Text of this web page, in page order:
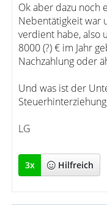
Ok aber dazu noch
Nebentätigkeit war
verdient habe, also
8000 (?) € im Jahr
Nachzahlung oder
Und was ist der
LG
3x Hilfreich